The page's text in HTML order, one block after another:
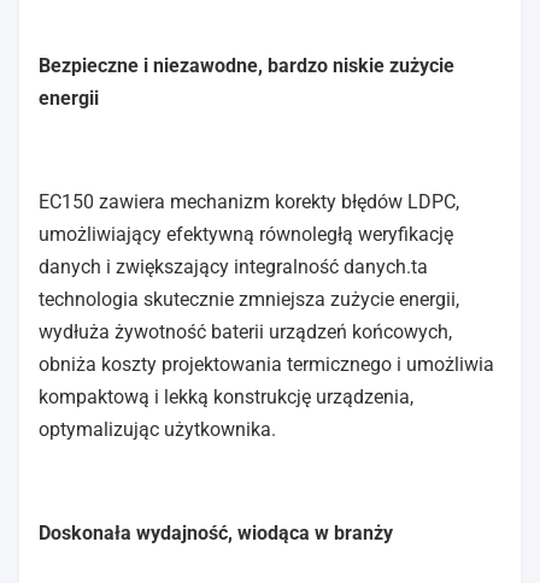
Bezpieczne i niezawodne, bardzo niskie zużycie
energii
EC150 zawiera mechanizm korekty błędów LDPC,
umożliwiający efektywną równoległą weryfikację
danych i zwiększający integralność danych.ta
technologia skutecznie zmniejsza zużycie energii,
wydłuża żywotność baterii urządzeń końcowych,
obniża koszty projektowania termicznego i umożliwia
kompaktową i lekką konstrukcję urządzenia,
optymalizując użytkownika.
Doskonała wydajność, wiodąca w branży